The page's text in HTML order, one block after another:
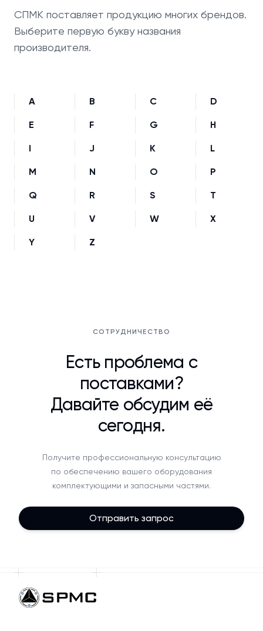
СПМК поставляет продукцию многих брендов.
Выберите первую букву названия
производителя.
A B C D
E F G H
I J K L
M N O P
Q R S T
U V W X
Y Z
СОТРУДНИЧЕСТВО
Есть проблема с
поставками?
Давайте обсудим её
сегодня.
Получите профессиональную консультацию
по обеспечению вашего оборудования
комплектующими и запасными частями.
Отправить запрос